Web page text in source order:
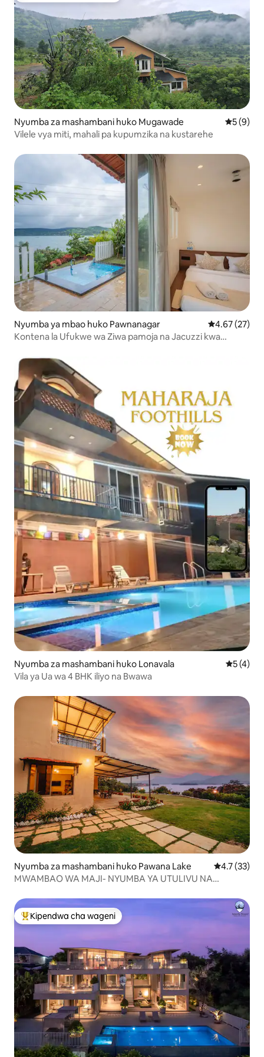
Nyumba za mashambani huko Mugawade
5 (9)
Vilele vya miti, mahali pa kupumzika na kustarehe
Nyumba ya mbao huko Pawnanagar Ukadiriaji wa
4.67 (27)
Kontena la Ufukwe wa Ziwa pamoja na Jacuzzi kwa
Nyumba za mashambani huko Lonavala
5 (4)
Vila ya Ua wa 4 BHK iliyo na Bwawa
Nyumba za mashambani huko Pawana Lake Ukadiriaji
4.7 (33)
MWAMBAO WA MAJI- NYUMBA YA UTULIVU NA
Kipendwa maarufu cha wageni
Kipendwa cha wageni